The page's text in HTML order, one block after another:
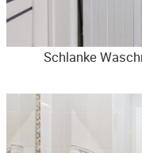
Schlanke